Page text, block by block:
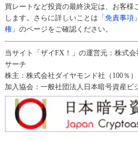
買レートなど投資の最終決定は、お客
します。さらに詳しいことは 「免責事項」
権」 のページをご確認ください。
当サイト「ザイFX！」の運営元：株式
サーチ
株主：株式会社ダイヤモンド社（100％）
加入協会：一般社団法人日本暗号資産ビ